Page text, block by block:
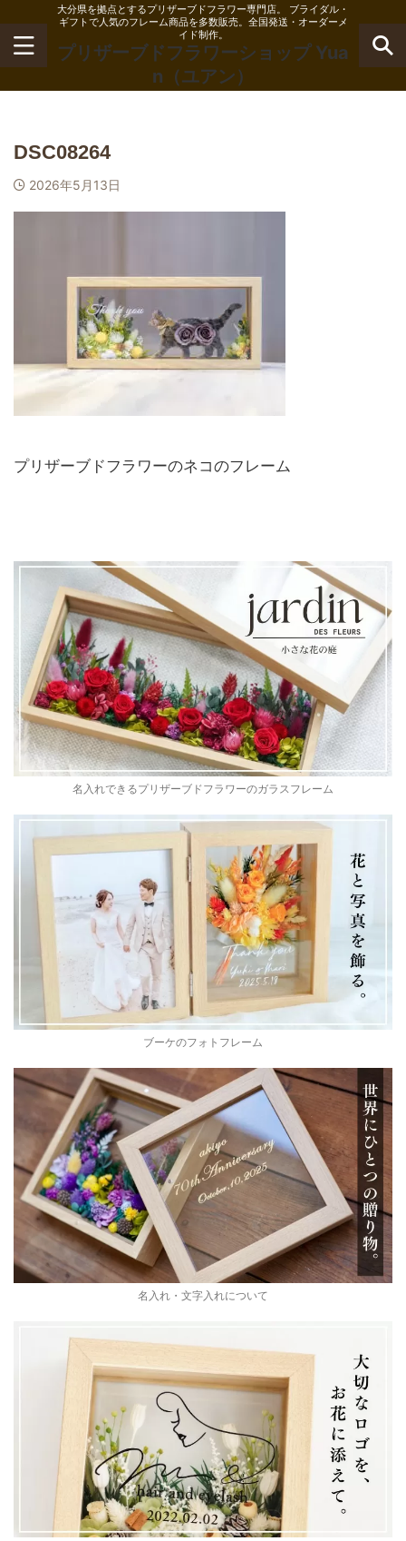
大分県を拠点とするプリザーブドフラワー専門店。 ブライダル・
ギフトで人気のフレーム商品を多数販売。全国発送・オーダーメ
イド制作。
プリザーブドフラワーショップ Yua
n（ユアン）
DSC08264
2026年5月13日
プリザーブドフラワーのネコのフレーム
名入れできるプリザーブドフラワーのガラスフレーム
ブーケのフォトフレーム
名入れ・文字入れについて